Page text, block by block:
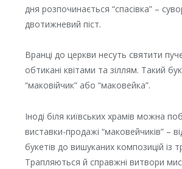
дня розпочинається “спасівка” –
двотижневий піст.
Вранці до церкви несуть святити
обтикані квітами та зіллям. Такий
“маковійчик” або “маковейка”.
Іноді біля київських храмів можна
виставки-продажі “маковейчиків” –
букетів до вишуканих композицій із
Трапляються й справжні витвори